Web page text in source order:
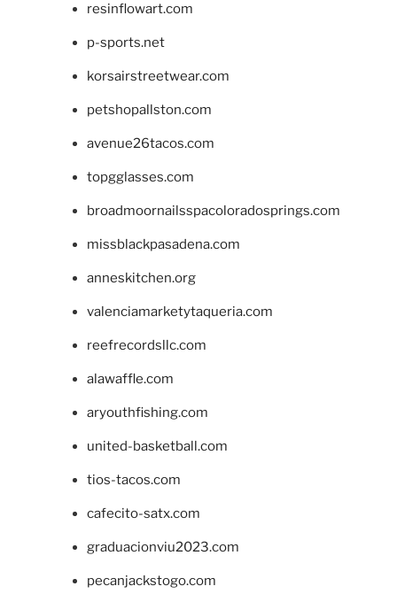
resinflowart.com
p-sports.net
korsairstreetwear.com
petshopallston.com
avenue26tacos.com
topgglasses.com
broadmoornailsspacoloradosprings.com
missblackpasadena.com
anneskitchen.org
valenciamarketytaqueria.com
reefrecordsllc.com
alawaffle.com
aryouthfishing.com
united-basketball.com
tios-tacos.com
cafecito-satx.com
graduacionviu2023.com
pecanjackstogo.com